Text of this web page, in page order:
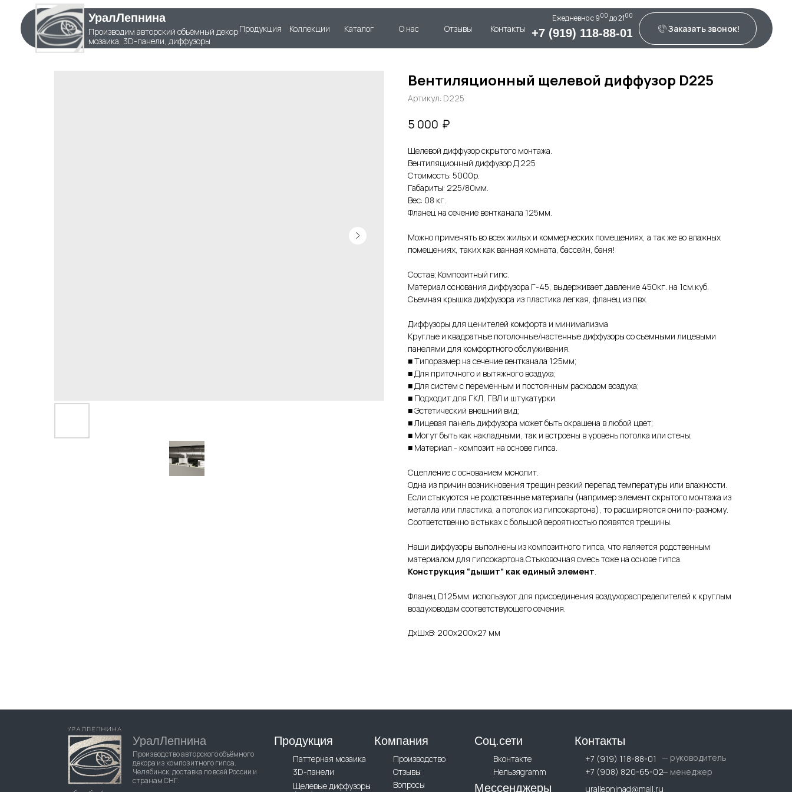
УралЛепнина
Производим авторский объёмный декор:
мозаика, 3D-панели, диффузоры
Заказать звонок!
+7 (919) 118-88-01
Ежедневно c 900 до 2100
Продукция Коллекции Каталог О нас Отзывы Контакты
Вентиляционный щелевой диффузор D225
Артикул: D225
5 000 ₽
Щелевой диффузор скрытого монтажа.
Вентиляционный диффузор Д 225
Стоимость: 5000р.
Габариты: 225/80мм.
Вес: 08 кг.
Фланец на сечение вентканала 125мм.
Можно применять во всех жилых и коммерческих помещениях, а так же во влажных
помещениях, таких как ванная комната, бассейн, баня!
Состав; Композитный гипс.
Материал основания диффузора Г-45, выдерживает давление 450кг. на 1см.куб.
Съемная крышка диффузора из пластика легкая, фланец из пвх.
Диффузоры для ценителей комфорта и минимализма
Круглые и квадратные потолочные/настенные диффузоры со съемными лицевыми
панелями для комфортного обслуживания.
■ Типоразмер на сечение вентканала 125мм;
■ Для приточного и вытяжного воздуха;
■ Для систем с переменным и постоянным расходом воздуха;
■ Подходит для ГКЛ, ГВЛ и штукатурки.
■ Эстетический внешний вид;
■ Лицевая панель диффузора может быть окрашена в любой цвет;
■ Могут быть как накладными, так и встроены в уровень потолка или стены;
■ Материал - композит на основе гипса.
Сцепление с основанием монолит.
Одна из причин возникновения трещин резкий перепад температуры или влажности.
Если стыкуются не родственные материалы (например элемент скрытого монтажа из
металла или пластика, а потолок из гипсокартона), то расширяются они по-разному.
Соответственно в стыках с большой вероятностью появятся трещины.
Наши диффузоры выполнены из композитного гипса, что является родственным
материалом для гипсокартона.Стыковочная смесь тоже на основе гипса.
Конструкция “дышит” как единый элемент
Фланец D125мм. используют для присоединения воздухораспределителей к круглым
воздуховодам соответствующего сечения.
ДxШxВ: 200x200x27 мм
Паттерная мозаика
3D-панели
Щелевые диффузоры
УралЛепнина Продукция
+7 (919) 118-88-01
+7 (908) 820-65-02
urallepninad@mail.ru
Контакты
Производство
Отзывы
Вопросы
Компания
Вконтакте
Нельзяgramm
Соц.сети
Мессенджеры
Производство авторского объёмного
декора из композитного гипса.
Челябинск, доставка по всей России и
странам СНГ.
— руководитель
— менеджер